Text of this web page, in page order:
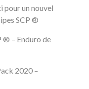
pour un nouvel
SCP ®
® – Enduro de
2020 –